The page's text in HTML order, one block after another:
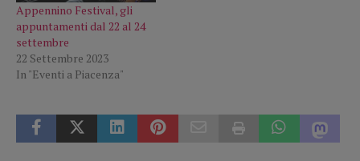
Appennino Festival, gli
appuntamenti dal 22 al 24
settembre
22 Settembre 2023
In "Eventi a Piacenza"